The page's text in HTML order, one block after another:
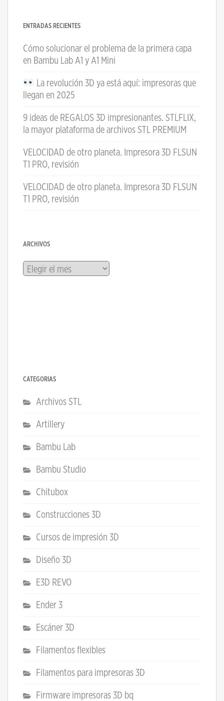
ENTRADAS RECIENTES
Cómo solucionar el problema de la primera capa
en Bambu Lab A1 y A1 Mini
La revolución 3D ya está aquí: impresoras que
llegan en 2025
9 ideas de REGALOS 3D impresionantes. STLFLIX,
la mayor plataforma de archivos STL PREMIUM
VELOCIDAD de otro planeta. Impresora 3D FLSUN
T1 PRO, revisión
VELOCIDAD de otro planeta. Impresora 3D FLSUN
T1 PRO, revisión
ARCHIVOS
Archivos
CATEGORÍAS
Archivos STL
Artillery
Bambu Lab
Bambu Studio
Chitubox
Construcciones 3D
Cursos de impresión 3D
Diseño 3D
E3D REVO
Ender 3
Escáner 3D
Filamentos flexibles
Filamentos para impresoras 3D
Firmware impresoras 3D bq